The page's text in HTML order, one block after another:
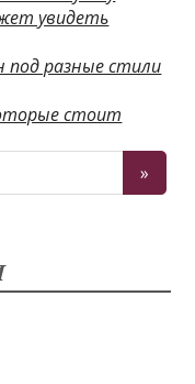
увидеть
под разные стили
стоит